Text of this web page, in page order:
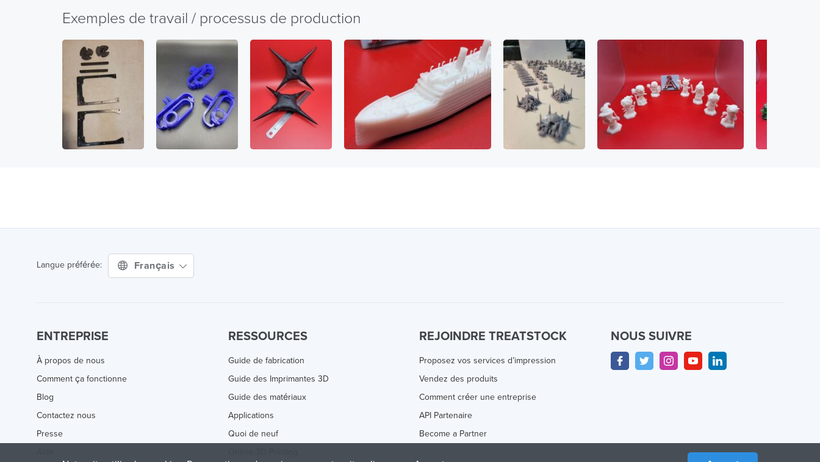
Exemples de travail / processus de production
Langue préférée: Français
ENTREPRISE
À propos de nous
Comment ça fonctionne
Blog
Contactez nous
Presse
RESSOURCES
Guide de fabrication
Guide des Imprimantes 3D
Guide des matériaux
Applications
Quoi de neuf
REJOINDRE TREATSTOCK
Proposez vos services d’impression
Vendez des produits
Comment créer une entreprise
API Partenaire
Become a Partner
NOUS SUIVRE